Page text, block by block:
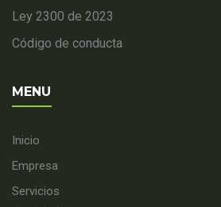
Ley 2300 de 2023
Código de conducta
MENU
Inicio
Empresa
Servicios